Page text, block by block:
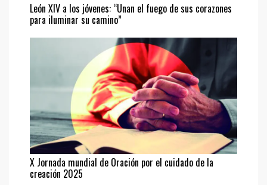
León XIV a los jóvenes: “Unan el fuego de sus corazones
para iluminar su camino”
X Jornada mundial de Oración por el cuidado de la
creación 2025